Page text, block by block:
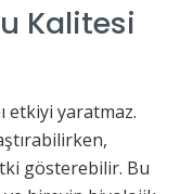
Kalitesi
etkiyi yaratmaz.
gösterebilir. Bu